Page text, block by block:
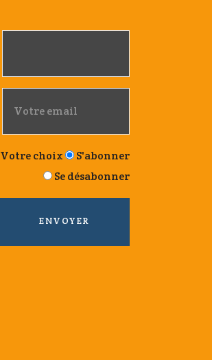
Votre choix
S'abonner
Se désabonner